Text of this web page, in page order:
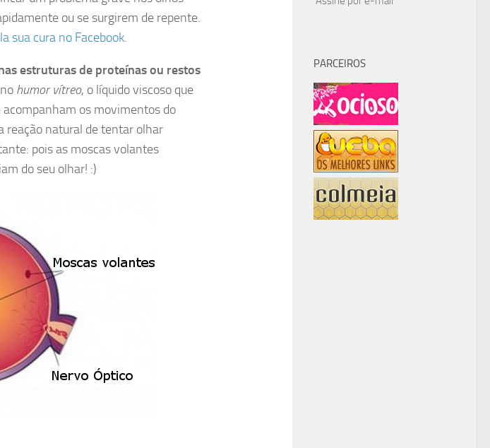
ou se surgirem de repente.
sua cura no Facebook.
estruturas de proteínas ou restos
humor vítreo, o líquido viscoso que
os movimentos do
reação natural de tentar olhar
pois as moscas volantes
do seu olhar! :)
PARCEIROS